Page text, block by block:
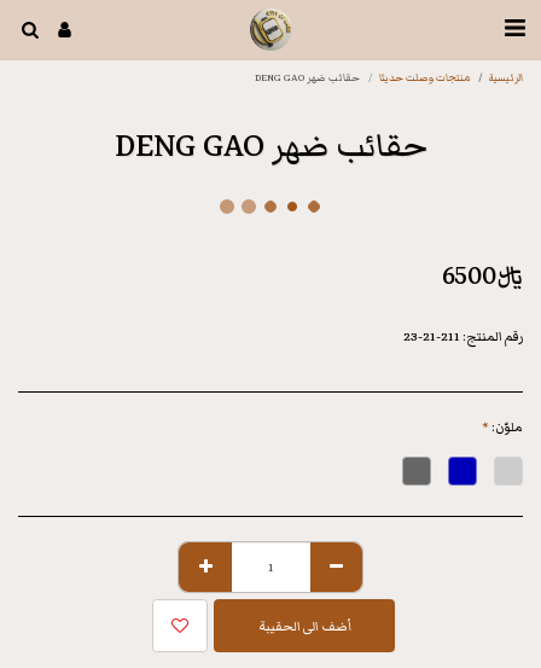
الرئيسية منتجات وصلت حديثا حقائب ضهر DENG GAO
حقائب ضهر DENG GAO
6500﷼
رقم المنتج:211-21-23
ملوّن:*
أضف الى الحقيبة